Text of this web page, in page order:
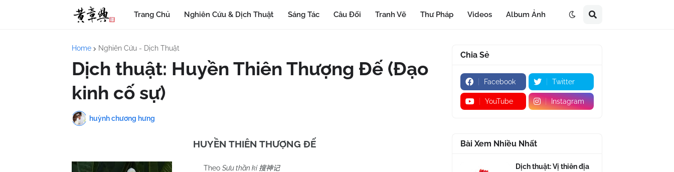
Trang Chủ Nghiên Cứu & Dịch Thuật Sáng Tác Câu Đối Tranh Vẽ Thư Pháp Videos Album Ảnh
Home Nghiên Cứu - Dịch Thuật
Dịch thuật: Huyền Thiên Thượng Đế (Đạo
kinh cố sự)
huỳnh chương hưng
HUYỀN THIÊN THƯỢNG ĐẾ
Theo Sưu thần kí 搜神记
Chia Sẻ
Facebook Twitter
YouTube Instagram
Bài Xem Nhiều Nhất
Dịch thuật: Vị thiên địa